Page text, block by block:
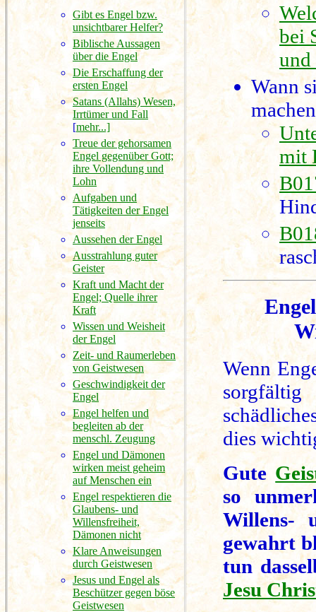
Gibt es Engel bzw.
unsichtbarer Helfer?
Biblische Aussagen
über die Engel
Die Erschaffung der
ersten Engel
Satans (Allahs) Wesen,
Irrtümer und Fall
[mehr...]
Treue der gehorsamen
Engel gegenüber Gott;
ihre Vollendung und
Lohn
Aufgaben und
Tätigkeiten der Engel
jenseits
Aussehen der Engel
Ausstrahlung guter
Geister
Kraft und Macht der
Engel; Quelle ihrer
Kraft
Wissen und Weisheit
der Engel
Zeit- und Raumerleben
von Geistwesen
Geschwindigkeit der
Engel
Engel helfen und
begleiten ab der
menschl. Zeugung
Engel und Dämonen
wirken meist geheim
auf Menschen ein
Engel respektieren die
Glaubens- und
Willensfreiheit,
Dämonen nicht
Klare Anweisungen
durch Geistwesen
Jesus und Engel als
Beschützer gegen böse
Geistwesen
bei
und
Wann
mit
Wenn
dies
Gute
so
Willens-
gewahrt
tun
Jesu